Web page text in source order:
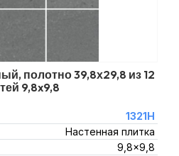
полотно 39,8х29,8 из 12
9,8x9,8
1321H
Настенная плитка
9,8x9,8